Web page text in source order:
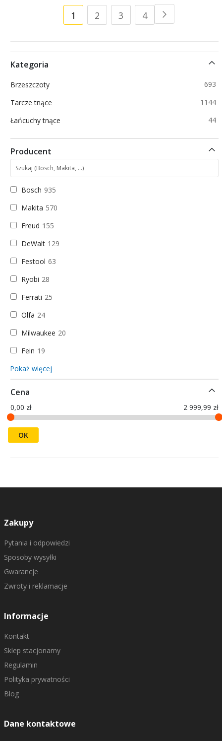
Strona
Aktualnie
stronę
1 Strona
2 Strona
3 Strona
4
Kategoria
Brzeszczoty 693
Tarcze tnące
1144
Łańcuchy tnące
44
Producent
Bosch 935
Makita 570
Freud 155
DeWalt 129
Festool 63
Ryobi 28
Ferrati 25
Olfa 24
Milwaukee 20
Fein 19
Pokaż więcej
Cena
0,00 zł 2 999,99 zł
OK
Zakupy
Pytania i odpowiedzi
Sposoby wysyłki
Gwarancje
Zwroty i reklamacje
Informacje
Kontakt
Sklep stacjonarny
Regulamin
Polityka prywatności
Blog
Dane kontaktowe